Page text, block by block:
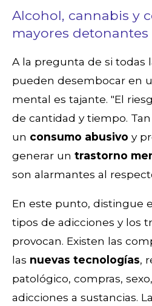
Alcohol, cannabis y
mayores detonantes
A la pregunta de si todas
pueden desembocar en
mental es tajante. "El
de cantidad y tiempo.
un consumo abusivo y
generar un trastorno
son alarmantes al
En este punto, distingue
tipos de adicciones y los
provocan. Existen las
las nuevas tecnologías,
patológico, compras,
adicciones a sustancias.